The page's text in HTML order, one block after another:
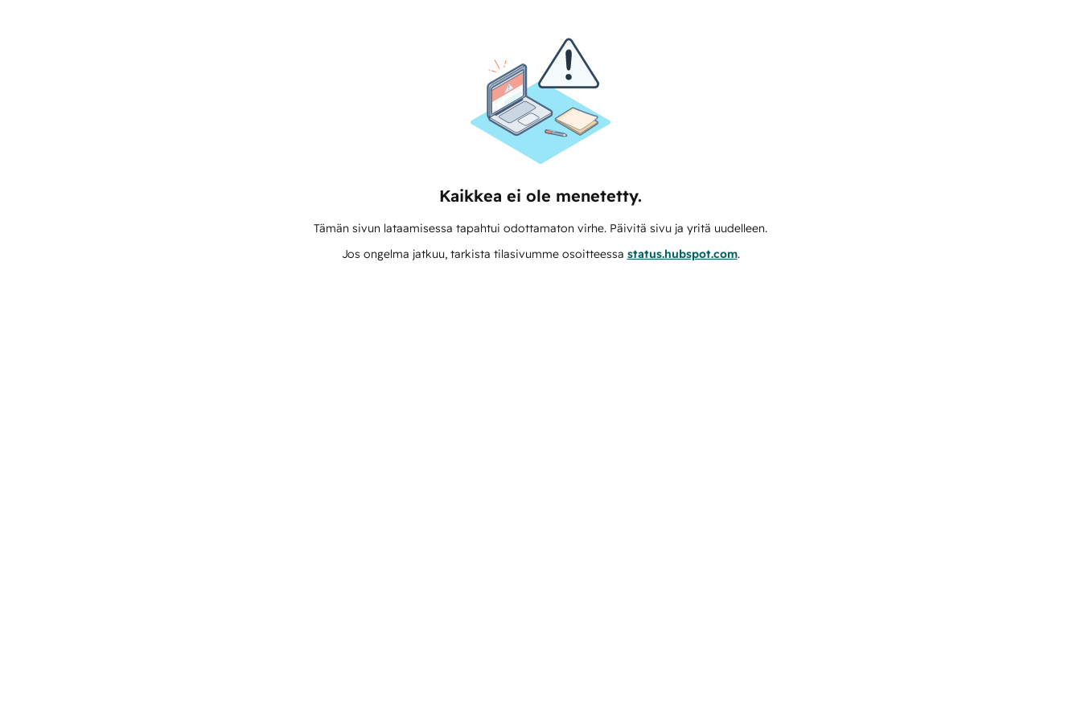
Kaikkea ei ole menetetty.
Tämän sivun lataamisessa tapahtui odottamaton virhe. Päivitä sivu ja yritä uudelleen.
Jos ongelma jatkuu, tarkista tilasivumme osoitteessa status.hubspot.com.